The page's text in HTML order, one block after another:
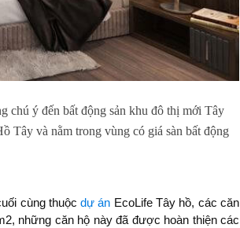
chú ý đến bất động sản khu đô thị mới Tây
Tây và nằm trong vùng có giá sàn bất động
cùng thuộcdự án EcoLife Tây hồ, các căn
những căn hộ này đã được hoàn thiện các